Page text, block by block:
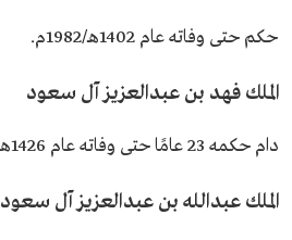
حكم حتى وفاته عام 1402هـ/1982م.
الملك فهد بن عبدالعزيز آل سعود
دام حكمه 23 عامًا حتى وفاته عام 1426هـ/2005م.
الملك عبدالله بن عبدالعزيز آل سعود